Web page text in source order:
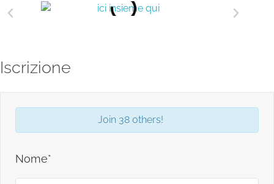
Iscrizione
Join 38 others!
Nome*